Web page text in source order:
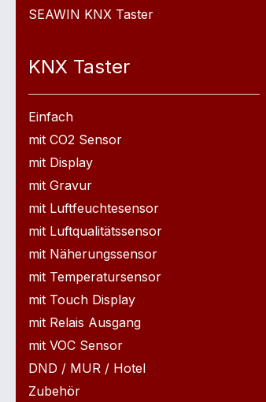
SEAWIN KNX Taster
KNX Taster
Einfach
mit CO2 Sensor
mit Display
mit Gravur
mit Luftfeuchtesensor
mit Luftqualitätssensor
mit Näherungssensor
mit Temperatursensor
mit Touch Display
mit Relais Ausgang
mit VOC Sensor
DND / MUR / Hotel
Zubehör